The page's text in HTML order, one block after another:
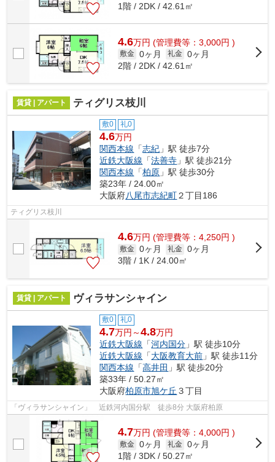
1階 / 2DK / 42.61㎡
4.6万円 (管理費等：3,000円 )
敷金 0ヶ月 礼金 0ヶ月
2階 / 2DK / 42.61㎡
賃貸 | アパート ティグリス枝川
敷0 礼0
4.6万円
関西本線 「志紀 」駅 徒歩7分
近鉄大阪線 「法善寺 」駅 徒歩21分
関西本線 「柏原 」駅 徒歩30分
築23年 / 24.00㎡
大阪府八尾市志紀町２丁目186
ティグリス枝川
4.6万円 (管理費等：4,250円 )
敷金 0ヶ月 礼金 0ヶ月
3階 / 1K / 24.00㎡
賃貸 | アパート ヴィラサンシャイン
敷0 礼0
4.7万円～4.8万円
近鉄大阪線 「河内国分 」駅 徒歩10分
近鉄大阪線 「大阪教育大前 」駅 徒歩11分
関西本線 「高井田 」駅 徒歩20分
築33年 / 50.27㎡
大阪府柏原市旭ケ丘 ３丁目
「ヴィラサンシャイン」 近鉄河内国分駅 徒歩8分 大阪府柏原
4.7万円 (管理費等：4,000円 )
敷金 0ヶ月 礼金 0ヶ月
1階 / 3DK / 50.27㎡